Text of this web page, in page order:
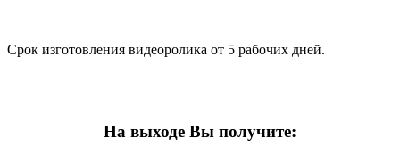
Срок изготовления видеоролика от 5 рабочих дней.
На выходе Вы получите: